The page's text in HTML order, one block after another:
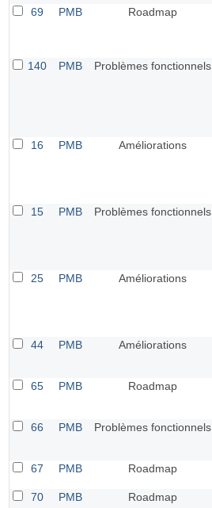
69 PMB Roadmap
140 PMB Problèmes fonctionnels
16 PMB Améliorations
15 PMB Problèmes fonctionnels
25 PMB Améliorations
44 PMB Améliorations
65 PMB Roadmap
66 PMB Problèmes fonctionnels
67 PMB Roadmap
70 PMB Roadmap